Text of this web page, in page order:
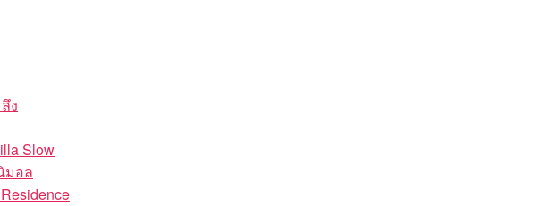
ง
Slow
มอล